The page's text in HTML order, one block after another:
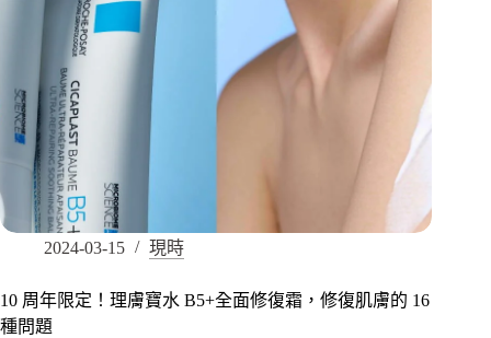
2024-03-15 現時
10 周年限定！理膚寶水 B5+全面修復霜，修復肌膚的 16
種問題